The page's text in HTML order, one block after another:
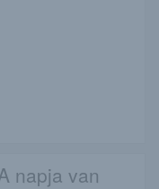
napja van